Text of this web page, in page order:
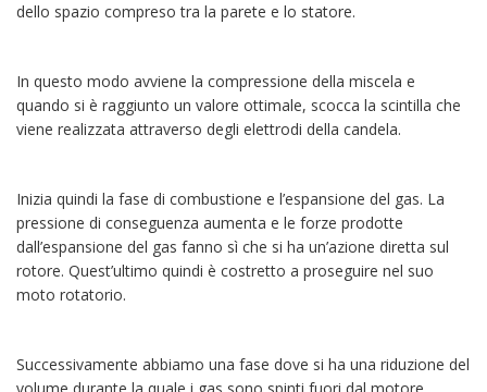
dello spazio compreso tra la parete e lo statore.
In questo modo avviene la compressione della miscela e
quando si è raggiunto un valore ottimale, scocca la scintilla che
viene realizzata attraverso degli elettrodi della candela.
Inizia quindi la fase di combustione e l’espansione del gas. La
pressione di conseguenza aumenta e le forze prodotte
dall’espansione del gas fanno sì che si ha un’azione diretta sul
rotore. Quest’ultimo quindi è costretto a proseguire nel suo
moto rotatorio.
Successivamente abbiamo una fase dove si ha una riduzione del